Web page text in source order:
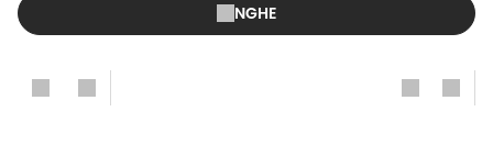
NGHE